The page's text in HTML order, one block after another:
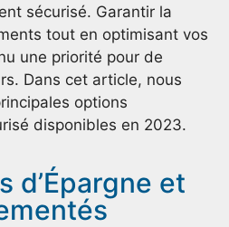
sécurisé. Garantir la
tout en optimisant vos
une priorité pour de
Dans cet article, nous
options
disponibles en 2023.
d’Épargne et